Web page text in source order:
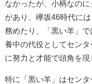
なかったが、小柄なの
があり、欅坂46時代に
務めたり、「黒い羊」
養中の代役としてセン
に努力と才能で頭角を現
特に「黒い羊」はセン